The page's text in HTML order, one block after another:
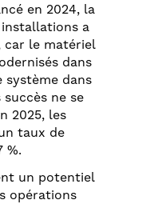
en 2024, la
a
car le matériel
dans
système dans
ne se
2025, les
taux de
%.
un potentiel
opérations